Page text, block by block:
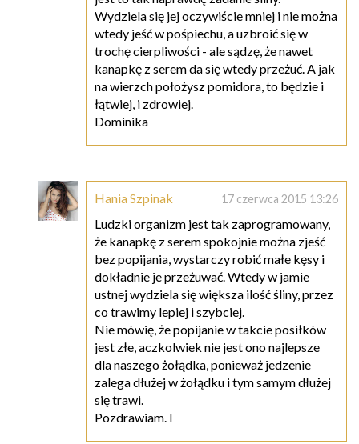
Wydziela się jej oczywiście mniej i nie można
wtedy jeść w pośpiechu, a uzbroić się w
trochę cierpliwości - ale sądzę, że nawet
kanapkę z serem da się wtedy przeżuć. A jak
na wierzch położysz pomidora, to będzie i
łątwiej, i zdrowiej.
Dominika
Hania Szpinak 17 czerwca 2015 13:26
Ludzki organizm jest tak zaprogramowany,
że kanapkę z serem spokojnie można zjeść
bez popijania, wystarczy robić małe kęsy i
dokładnie je przeżuwać. Wtedy w jamie
ustnej wydziela się większa ilość śliny, przez
co trawimy lepiej i szybciej.
Nie mówię, że popijanie w takcie posiłków
jest złe, aczkolwiek nie jest ono najlepsze
dla naszego żołądka, ponieważ jedzenie
zalega dłużej w żołądku i tym samym dłużej
się trawi.
Pozdrawiam. I